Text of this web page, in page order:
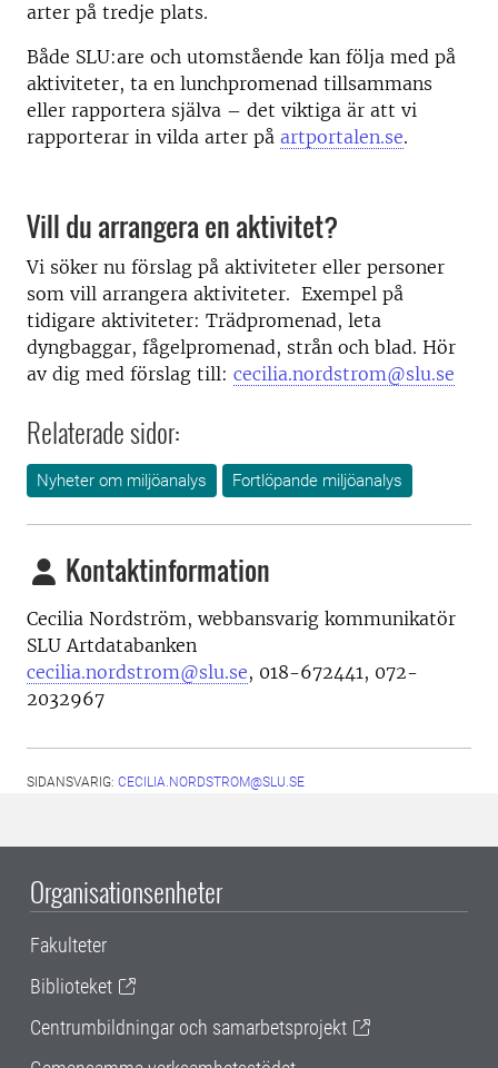
arter på tredje plats.
Både SLU:are och utomstående kan följa med på
aktiviteter, ta en lunchpromenad tillsammans
eller rapportera själva – det viktiga är att vi
rapporterar in vilda arter på artportalen.se.
Vill du arrangera en aktivitet?
Vi söker nu förslag på aktiviteter eller personer
som vill arrangera aktiviteter. Exempel på
tidigare aktiviteter: Trädpromenad, leta
dyngbaggar, fågelpromenad, strån och blad. Hör
av dig med förslag till: cecilia.nordstrom@slu.se
Relaterade sidor:
Nyheter om miljöanalys Fortlöpande miljöanalys
Kontaktinformation
Cecilia Nordström, webbansvarig kommunikatör
SLU Artdatabanken
cecilia.nordstrom@slu.se, 018-672441, 072-
2032967
SIDANSVARIG: CECILIA.NORDSTROM@SLU.SE
Organisationsenheter
Fakulteter
Biblioteket
Centrumbildningar och samarbetsprojekt